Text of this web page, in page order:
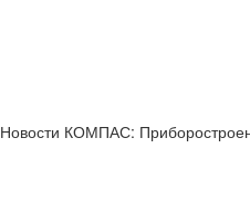
Новости КОМПАС: